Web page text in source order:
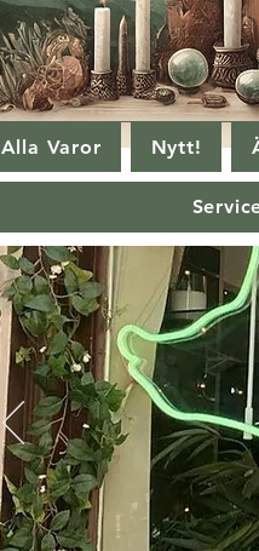
Alla Varor Nytt!